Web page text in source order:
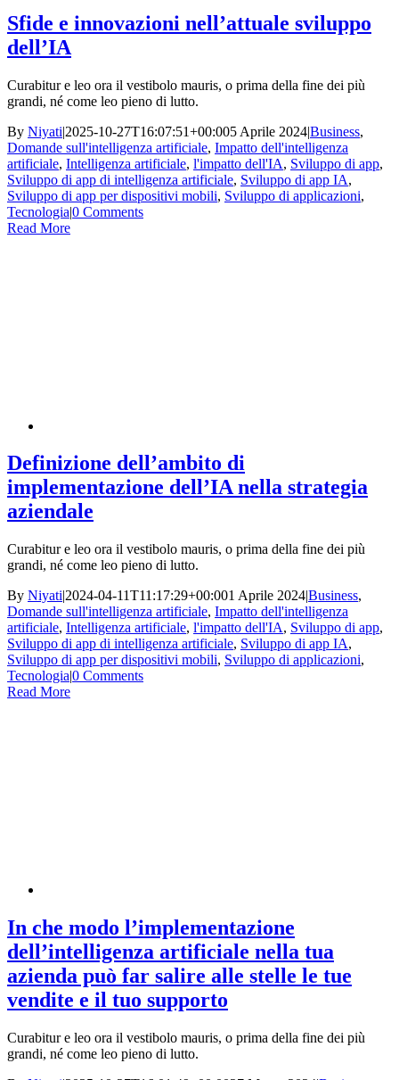
Sfide e innovazioni nell’attuale sviluppo
dell’IA
Curabitur e leo ora il vestibolo mauris, o prima della fine dei più
grandi, né come leo pieno di lutto.
By Niyati|2025-10-27T16:07:51+00:005 Aprile 2024|Business,
Domande sull'intelligenza artificiale, Impatto dell'intelligenza
artificiale, Intelligenza artificiale, l'impatto dell'IA, Sviluppo di app,
Sviluppo di app di intelligenza artificiale, Sviluppo di app IA,
Sviluppo di app per dispositivi mobili, Sviluppo di applicazioni,
Tecnologia|0 Comments
Read More
Definizione dell’ambito di
implementazione dell’IA nella strategia
aziendale
Curabitur e leo ora il vestibolo mauris, o prima della fine dei più
grandi, né come leo pieno di lutto.
By Niyati|2024-04-11T11:17:29+00:001 Aprile 2024|Business,
Domande sull'intelligenza artificiale, Impatto dell'intelligenza
artificiale, Intelligenza artificiale, l'impatto dell'IA, Sviluppo di app,
Sviluppo di app di intelligenza artificiale, Sviluppo di app IA,
Sviluppo di app per dispositivi mobili, Sviluppo di applicazioni,
Tecnologia|0 Comments
Read More
In che modo l’implementazione
dell’intelligenza artificiale nella tua
azienda può far salire alle stelle le tue
vendite e il tuo supporto
Curabitur e leo ora il vestibolo mauris, o prima della fine dei più
grandi, né come leo pieno di lutto.